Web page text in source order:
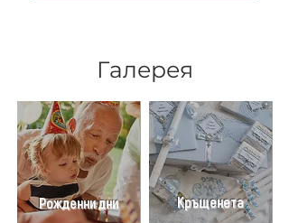
Галерея
Рожденни дни Кръщенета